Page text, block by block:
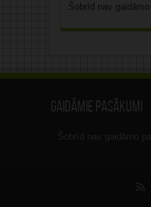
Šobrīd nav
Gaidāmie pasākumi
Šobrīd nav gaidāmo